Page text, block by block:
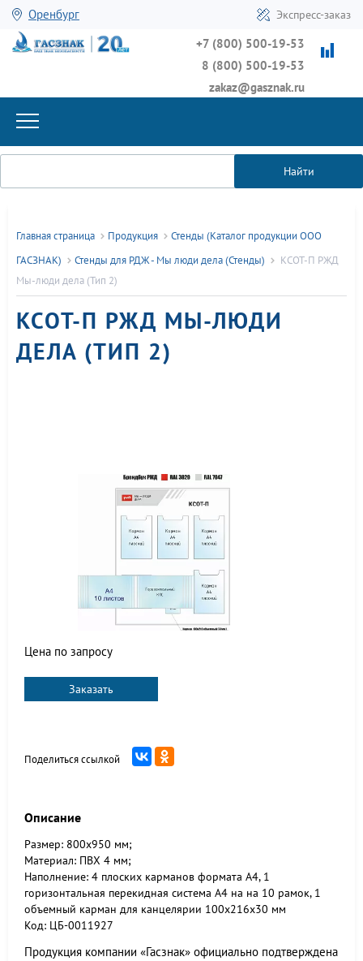
Оренбург Экспресс-заказ
+7 (800) 500-19-53
8 (800) 500-19-53
zakaz@gasznak.ru
Найти
Главная страница Продукция
Стенды (Каталог продукции ООО
ГАСЗНАК)
Стенды для РДЖ - Мы люди дела (Стенды)
КСОТ-П РЖД
Мы-люди дела (Тип 2)
КСОТ-П РЖД МЫ-ЛЮДИ
ДЕЛА (ТИП 2)
Цена по запросу
Заказать
Поделиться ссылкой
Описание
Размер: 800х950 мм;
Материал: ПВХ 4 мм;
Наполнение: 4 плоских карманов формата А4, 1
горизонтальная перекидная система А4 на на 10 рамок, 1
объемный карман для канцелярии 100х216х30 мм
Код: ЦБ-0011927
Продукция компании «Гасзнак» официально подтверждена